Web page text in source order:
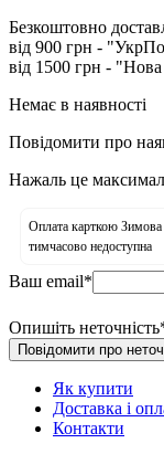
Безкоштовно
від 900 грн -
від 1500 грн -
Немає в наявності
Повідомити про
Нажаль це
Оплата карткою
тимчасово недоступна
Ваш email*
Опишіть неточність
Як купити
Доставка і
Контакти